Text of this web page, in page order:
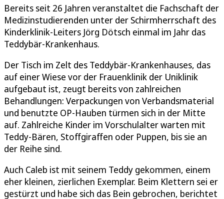
Bereits seit 26 Jahren veranstaltet die Fachschaft der
Medizinstudierenden unter der Schirmherrschaft des
Kinderklinik-Leiters Jörg Dötsch einmal im Jahr das
Teddybär-Krankenhaus.
Der Tisch im Zelt des Teddybär-Krankenhauses, das
auf einer Wiese vor der Frauenklinik der Uniklinik
aufgebaut ist, zeugt bereits von zahlreichen
Behandlungen: Verpackungen von Verbandsmaterial
und benutzte OP-Hauben türmen sich in der Mitte
auf. Zahlreiche Kinder im Vorschulalter warten mit
Teddy-Bären, Stoffgiraffen oder Puppen, bis sie an
der Reihe sind.
Auch Caleb ist mit seinem Teddy gekommen, einem
eher kleinen, zierlichen Exemplar. Beim Klettern sei er
gestürzt und habe sich das Bein gebrochen, berichtet